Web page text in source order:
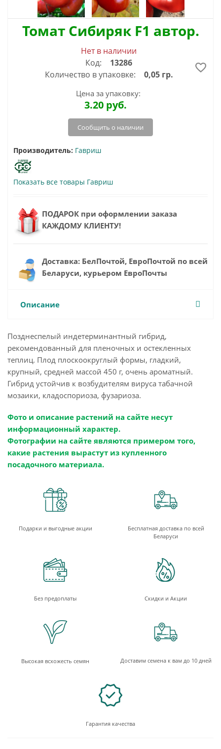
Томат Сибиряк F1 автор.
Нет в наличии
Код:
13286
Количество в упаковке:
0,05 гр.
Цена за упаковку:
3.20 руб.
Сообщить о наличии
Производитель: Гавриш
Показать все товары Гавриш
ПОДАРОК при оформлении заказа
КАЖДОМУ КЛИЕНТУ!
Доставка: БелПочтой, ЕвроПочтой по всей
Беларуси, курьером ЕвроПочты
Описание
Позднеспелый индетерминантный гибрид,
рекомендованный для пленочных и остекленных
теплиц. Плод плоскоокруглый формы, гладкий,
крупный, средней массой 450 г, очень ароматный.
Гибрид устойчив к возбудителям вируса табачной
мозаики, кладоспориоза, фузариоза.
Фото и описание растений на сайте несут
информационный характер.
Фотографии на сайте являются примером того,
какие растения вырастут из купленного
посадочного материала.
Подарки и выгодные акции
Бесплатная доставка по всей
Беларуси
Без предоплаты Скидки и Акции
Высокая всхожесть семян Доставим семена к вам до 10 дней
Гарантия качества